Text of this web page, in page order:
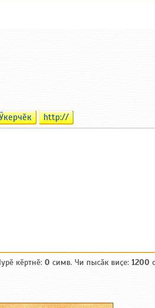
http://
кӗртнӗ: 0 симв. Чи пысӑк виҫе: 1200